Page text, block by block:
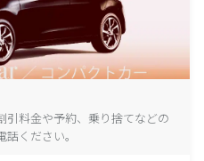
引料金や予約、乗り捨てなどの
ください。